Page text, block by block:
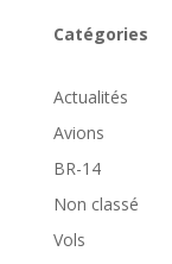
Catégories
Actualités
Avions
BR-14
Non classé
Vols